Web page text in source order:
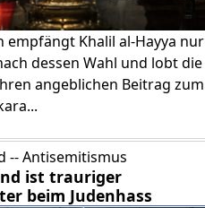
empfängt Khalil al-Hayya nur
dessen Wahl und lobt die
angeblichen Beitrag zum
-- Antisemitismus
ist trauriger
beim Judenhass